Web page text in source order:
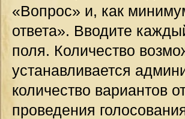
«Вопрос» и, как
ответа». Вводите
поля. Количество
устанавливается
количество вариантов
проведения